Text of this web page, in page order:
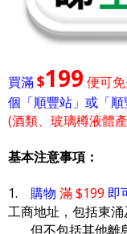
買滿$199 便可
個「順豐站」或「順
(酒類、玻璃樽液體
基本注意事項：
1. 購物 滿 $199 即
工商地址，包括東涌
但不包括其他離